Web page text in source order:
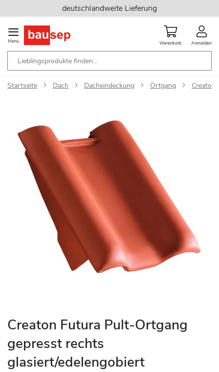
Inhalt
springen
deutschlandweite Lieferung
Menu Warenkorb Anmelden
Startseite Dach Dacheindeckung Ortgang Creaton
Bildgalerie
springen
Zum
Anfang
der
Bildgalerie
springen
Creaton Futura Pult-Ortgang
gepresst rechts
glasiert/edelengobiert